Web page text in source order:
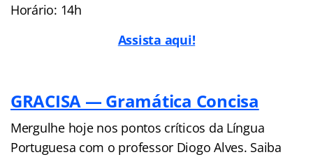
Horário: 14h
Assista aqui!
GRACISA — Gramática Concisa
Mergulhe hoje nos pontos críticos da Língua
Portuguesa com o professor Diogo Alves. Saiba